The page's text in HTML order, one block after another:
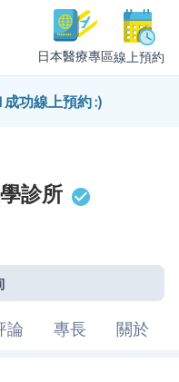
日本醫療專區線上預約
成功線上預約 :)
診所
論 專長 關於